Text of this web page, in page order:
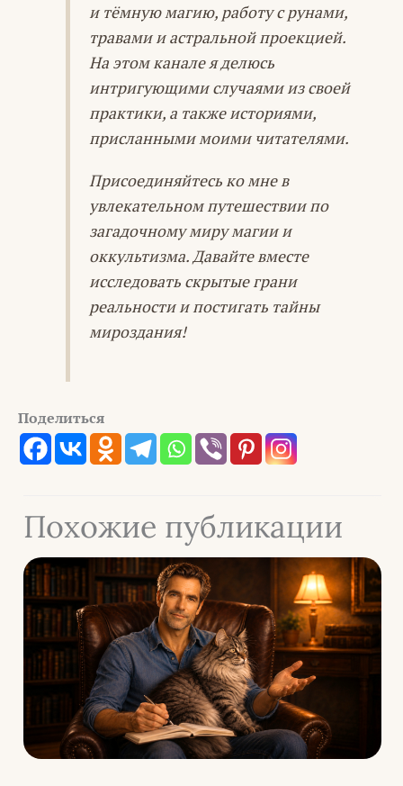
и тёмную магию, работу с рунами,
травами и астральной проекцией.
На этом канале я делюсь
интригующими случаями из своей
практики, а также историями,
присланными моими читателями.
Присоединяйтесь ко мне в
увлекательном путешествии по
загадочному миру магии и
оккультизма. Давайте вместе
исследовать скрытые грани
реальности и постигать тайны
мироздания!
Поделиться
Похожие публикации